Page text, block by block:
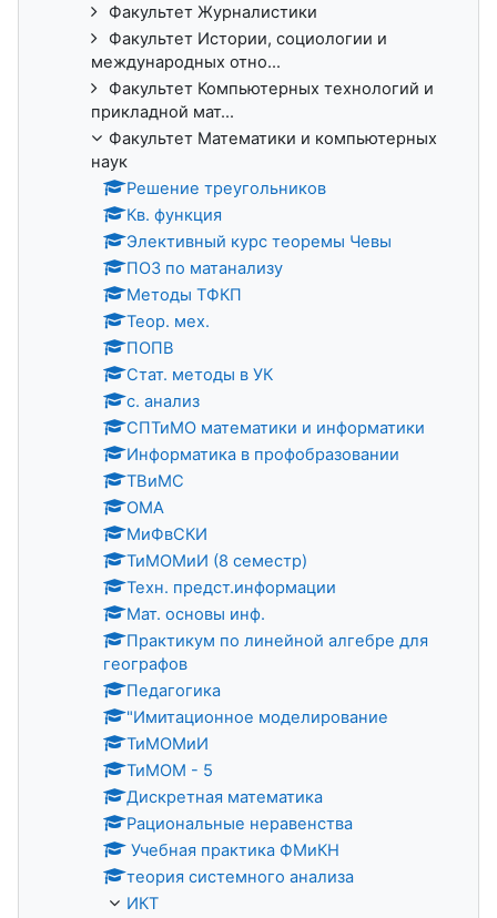
Факультет Журналистики
Факультет Истории, социологии и
международных отно...
Факультет Компьютерных технологий и
прикладной мат...
Факультет Математики и компьютерных
наук
Решение треугольников
Кв. функция
Элективный курс теоремы Чевы
ПОЗ по матанализу
Методы ТФКП
Теор. мех.
ПОПВ
Стат. методы в УК
с. анализ
СПТиМО математики и информатики
Информатика в профобразовании
ТВиМС
ОМА
МиФвСКИ
ТиМОМиИ (8 семестр)
Техн. предст.информации
Мат. основы инф.
Практикум по линейной алгебре для
географов
Педагогика
"Имитационное моделирование
ТиМОМиИ
ТиМОМ - 5
Дискретная математика
Рациональные неравенства
Учебная практика ФМиКН
теория системного анализа
ИКТ